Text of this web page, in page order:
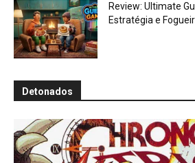
Review: Ultimate
Estratégia e
Detonados